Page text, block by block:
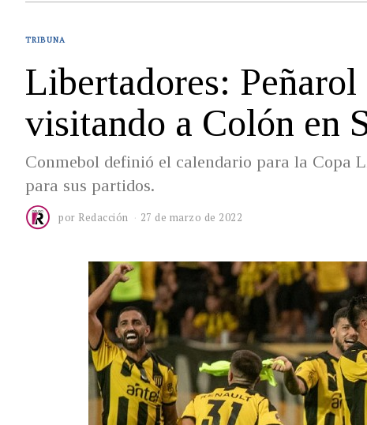
TRIBUNA
Libertadores:
visitando a Colón en
Conmebol definió el calendario para la Copa
para sus partidos.
por Redacción 27 de marzo de 2022